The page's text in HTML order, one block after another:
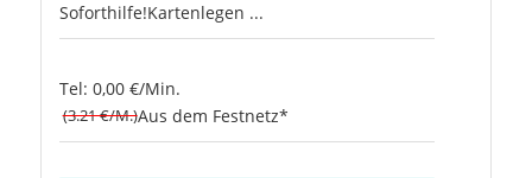
Soforthilfe!Kartenlegen ...
Tel: 0,00 €/Min.
(3.21 €/M.)Aus dem Festnetz*